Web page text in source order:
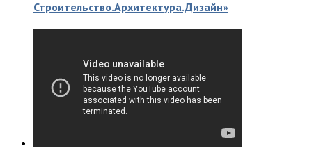
Строительство.Архитектура.Дизайн»